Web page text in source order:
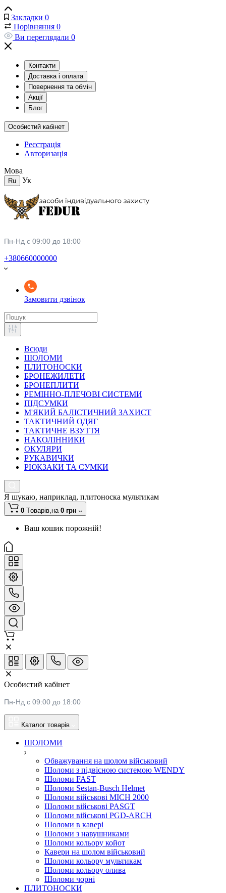
Закладки 0
Порівняння 0
Ви переглядали 0
Контакти
Доставка і оплата
Повернення та обмін
Акції
Блог
Особистий кабінет
Реєстрація
Авторизація
Мова
Ru Ук
Пн-Нд с 09:00 до 18:00
+380660000000
Замовити дзвінок
Всюди
ШОЛОМИ
ПЛИТОНОСКИ
БРОНЕЖИЛЕТИ
БРОНЕПЛИТИ
РЕМІННО-ПЛЕЧОВІ СИСТЕМИ
ПІДСУМКИ
М'ЯКИЙ БАЛІСТИЧНИЙ ЗАХИСТ
ТАКТИЧНИЙ ОДЯГ
ТАКТИЧНЕ ВЗУТТЯ
НАКОЛІННИКИ
ОКУЛЯРИ
РУКАВИЧКИ
РЮКЗАКИ ТА СУМКИ
Я шукаю, наприклад, плитоноска мультикам
0 Tоварів,на 0 грн
Ваш кошик порожній!
Особистий кабінет
Пн-Нд с 09:00 до 18:00
Каталог товарів
ШОЛОМИ
Обважування на шолом військовий
Шоломи з підвісною системою WENDY
Шоломи FAST
Шоломи Sestan-Busch Helmet
Шоломи військові MICH 2000
Шоломи військові PASGT
Шоломи військові PGD-ARCH
Шоломи в кавері
Шоломи з навушниками
Шоломи кольору койот
Кавери на шолом військовий
Шоломи кольору мультикам
Шоломи кольору олива
Шоломи чорні
ПЛИТОНОСКИ